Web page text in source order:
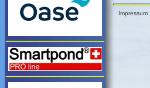
Impressum